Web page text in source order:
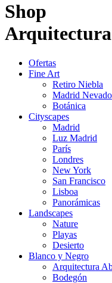
Shop
Ofertas
Fine Art
Retiro Niebla
Madrid Nevado
Botánica
Cityscapes
Madrid
Luz Madrid
París
Londres
New York
San Francisco
Lisboa
Panorámicas
Landscapes
Nature
Playas
Desierto
Blanco y Negro
Arquitectura
Bodegón